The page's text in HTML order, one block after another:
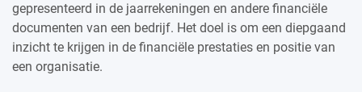
gepresenteerd in de jaarrekeningen en andere financiële
documenten van een bedrijf. Het doel is om een diepgaand
inzicht te krijgen in de financiële prestaties en positie van
een organisatie.